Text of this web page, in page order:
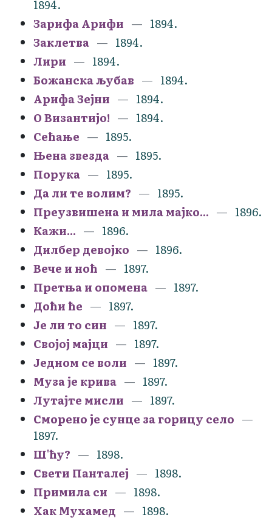
1894.
Зарифа Арифи
1894.
Заклетва
1894.
Лири
1894.
Божанска љубав
1894.
Арифа Зејни
1894.
О Византијо!
1894.
Сећање
1895.
Њена звезда
1895.
Порука
1895.
Да ли те волим?
1895.
Преузвишена и мила мајко...
1896.
Кажи...
1896.
Дилбер девојко
1896.
Вече и ноћ
1897.
Претња и опомена
1897.
Доћи ће
1897.
Је ли то син
1897.
Својој мајци
1897.
Једном се воли
1897.
Муза је крива
1897.
Лутајте мисли
1897.
Сморено је сунце за горицу село
1897.
Ш'ћу?
1898.
Свети Панталеј
1898.
Примила си
1898.
Хак Мухамед
1898.